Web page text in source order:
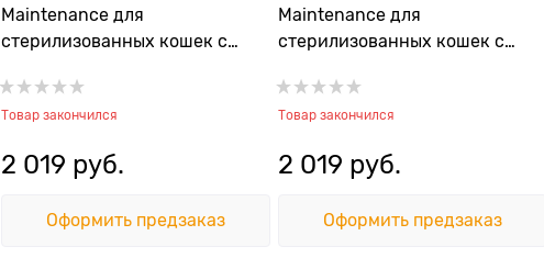
Maintenance для
стерилизованных кошек с
Товар закончился
2 019 руб.
Оформить предзаказ
Maintenance для
стерилизованных кошек с
Товар закончился
2 019 руб.
Оформить предзаказ